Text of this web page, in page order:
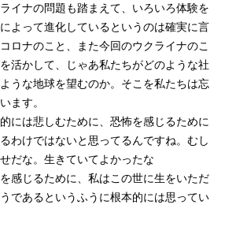
イナの問題も踏まえて、いろいろ体験を
よって進化しているというのは確実に言
ロナのこと、また今回のウクライナのこ
活かして、じゃあ私たちがどのような社
うな地球を望むのか。そこを私たちは忘
ます。
には悲しむために、恐怖を感じるために
わけではないと思ってるんですね。むし
だな。生きていてよかったな
感じるために、私はこの世に生をいただ
であるというふうに根本的には思ってい